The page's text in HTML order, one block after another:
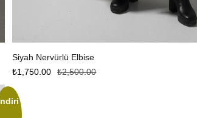
Siyah Nervürlü Elbise
₺2,500.00
₺1,750.00
İndiri